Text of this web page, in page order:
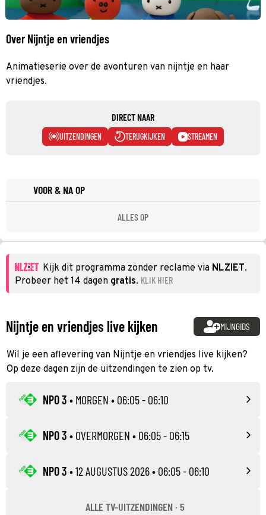
Over Nijntje en vriendjes
Animatieserie over de avonturen van nijntje en haar
vriendjes.
DIRECT NAAR
UITZENDINGEN TERUGKIJKEN STREAMEN
VOOR & NA OP
ALLES OP
Kijk dit programma zonder reclame via NLZIET.
Probeer het 14 dagen gratis. KLIK HIER
Nijntje en vriendjes live kijken MIJNGIDS
Wil je een aflevering van Nijntje en vriendjes live kijken?
Op deze dagen zijn de uitzendingen te zien op tv.
NPO 3 • MORGEN • 06:05 - 06:10
NPO 3 • OVERMORGEN • 06:05 - 06:15
NPO 3 •12 AUGUSTUS 2026• 06:05 - 06:10
ALLE TV-UITZENDINGEN · 5